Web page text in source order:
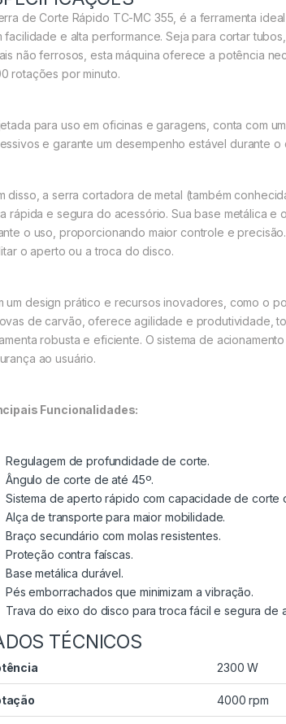
de Corte Rápido TC-MC 355, é a ferramenta
facilidade e alta performance. Seja para cortar
não ferrosos, esta máquina oferece a potência
rotações por minuto.
para uso em oficinas e garagens, conta com
e garante um desempenho estável durante o
disso, a serra cortadora de metal (também
rápida e segura do acessório. Sua base metálica
o uso, proporcionando maior controle e
o aperto ou a troca do disco.
um design prático e recursos inovadores, como o
de carvão, oferece agilidade e produtividade,
robusta e eficiente. O sistema de
ao usuário.
Funcionalidades:
Regulagem de profundidade de corte.
Ângulo de corte de até 45º.
Sistema de aperto rápido com capacidade de corte
Alça de transporte para maior mobilidade.
Braço secundário com molas resistentes.
Proteção contra faíscas.
Base metálica durável.
Pés emborrachados que minimizam a vibração.
Trava do eixo do disco para troca fácil e segura de
TÉCNICOS
2300 W
4000 rpm